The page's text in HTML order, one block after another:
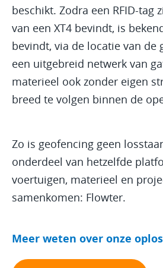
beschikt. Zodra een RFID-tag
van een XT4 bevindt, is
bevindt, via de locatie van de
een uitgebreid netwerk van
materieel ook zonder eigen
breed te volgen binnen de
Zo is geofencing geen
onderdeel van hetzelfde
voertuigen, materieel en
samenkomen: Flowter.
Meer weten over onze